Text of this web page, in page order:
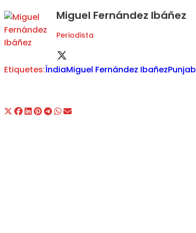
Miguel Fernández Ibáñez
Periodista
Etiquetes:ÍndiaMiguel Fernández IbañezPunjab